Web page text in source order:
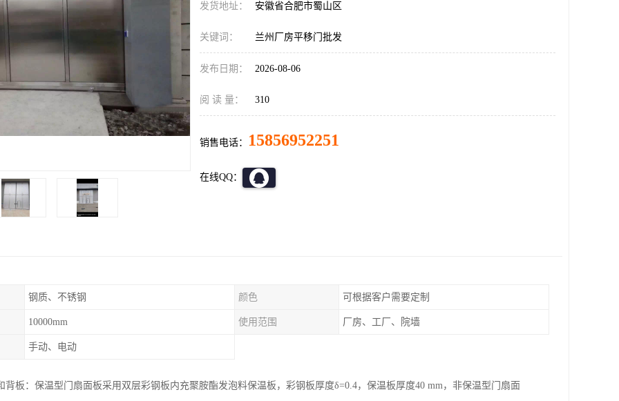
发货地址： 安徽省合肥市蜀山区
关键词： 兰州厂房平移门批发
发布日期： 2026-08-06
阅 读 量： 310
销售电话： 15856952251
在线QQ：
钢质、不锈钢 颜色 可根据客户需要定制
10000mm 使用范围 厂房、工厂、院墙
手动、电动
背板：保温型门扇面板采用双层彩钢板内充聚胺酯发泡料保温板，彩钢板厚度δ=0.4，保温板厚度40 mm，非保温型门扇面